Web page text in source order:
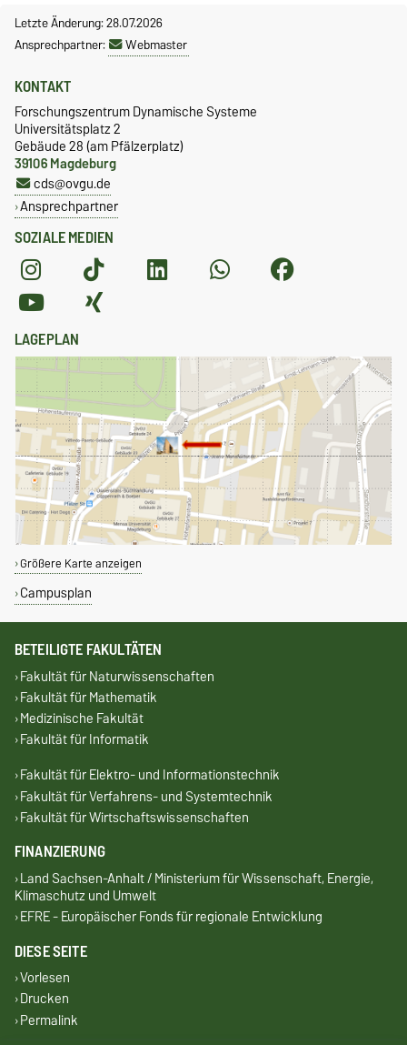
Letzte Änderung: 28.07.2026
Ansprechpartner:
Webmaster
SOZIALE MEDIEN
KONTAKT
Forschungszentrum Dynamische Systeme
Universitätsplatz 2
Gebäude 28 (am Pfälzerplatz)
39106 Magdeburg
cds@ovgu.de
Ansprechpartner
LAGEPLAN
Größere Karte anzeigen
Campusplan
BETEILIGTE FAKULTÄTEN
Fakultät für Naturwissenschaften
Fakultät für Mathematik
Medizinische Fakultät
Fakultät für Informatik
Fakultät für Elektro- und Informationstechnik
Fakultät für Verfahrens- und Systemtechnik
Fakultät für Wirtschaftswissenschaften
FINANZIERUNG
Land Sachsen-Anhalt / Ministerium für Wissenschaft, Energie,
Klimaschutz und Umwelt
EFRE - Europäischer Fonds für regionale Entwicklung
DIESE SEITE
Vorlesen
Drucken
Permalink